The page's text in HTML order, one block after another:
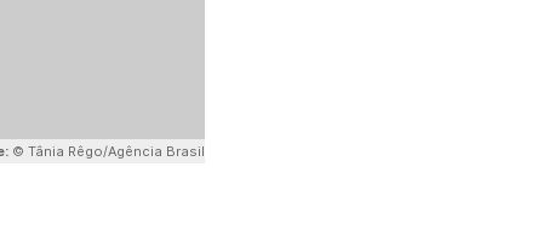
© Tânia Rêgo/Agência Brasil